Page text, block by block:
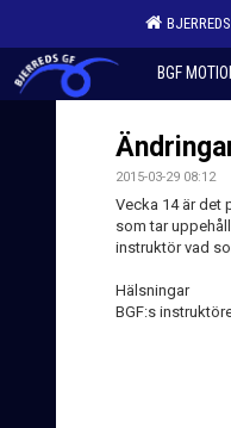
BGF
2015-03-29 08:12
Vecka 14 är det
som tar
instruktör vad
Hälsningar
BGF:s